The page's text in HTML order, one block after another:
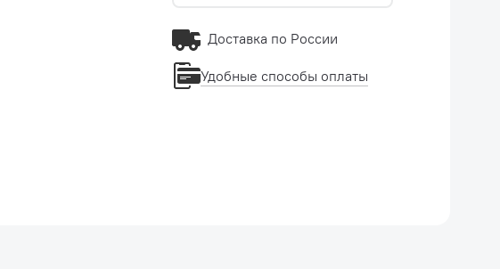
Доставка по России
Удобные способы оплаты